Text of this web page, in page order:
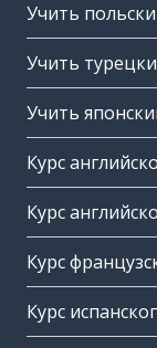
Учить
Учить
Учить
Курс
Курс
Курс
Курс